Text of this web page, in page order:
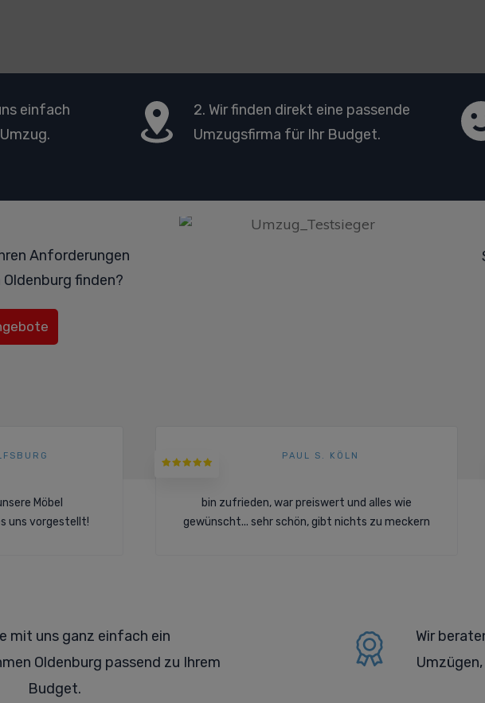
einfach
2. Wir finden direkt eine passende
Umzugsfirma für Ihr Budget.
Anforderungen
finden?
Möbel
uns vorgestellt!
PAUL S. KÖLN
bin zufrieden, war preiswert und alles wie
gewünscht... sehr schön, gibt nichts zu meckern
mit uns ganz einfach ein
Oldenburg passend zu Ihrem
Budget.
Wir